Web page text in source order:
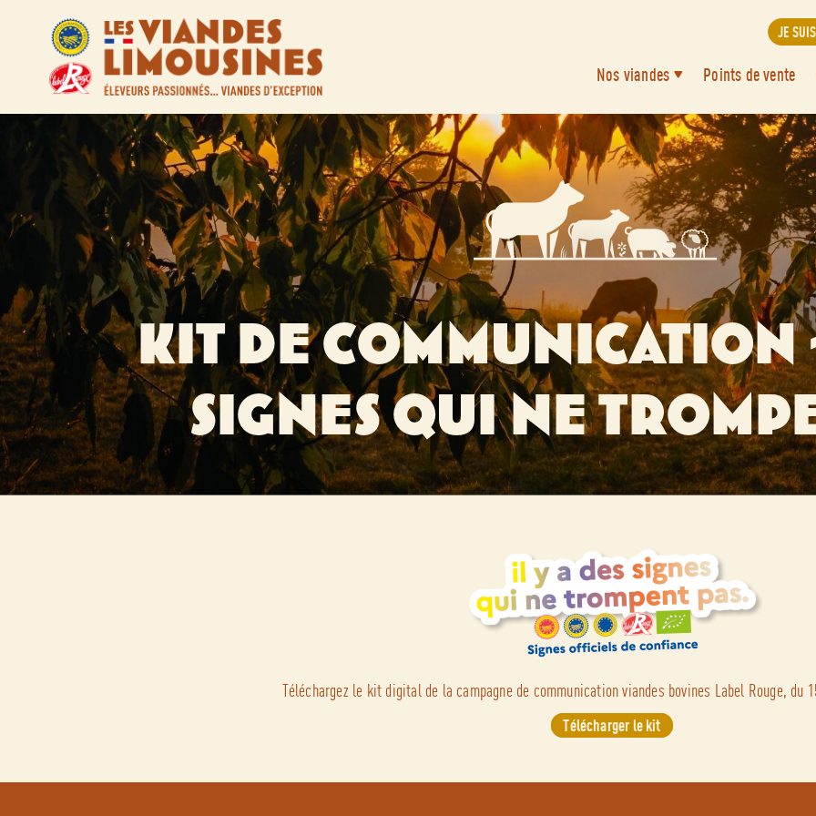
JE
Nos viandes Points de vente
KIT DE COMMUNICATION
SIGNES QUI NE
Téléchargez le kit digital de la campagne de communication viandes bovines Label Rouge, du
Télécharger le kit